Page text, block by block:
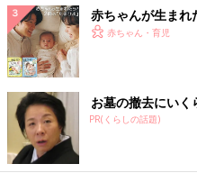
赤ちゃんが生まれ
赤ちゃん・育児
お墓の撤去にいく
PR(くらしの話題)